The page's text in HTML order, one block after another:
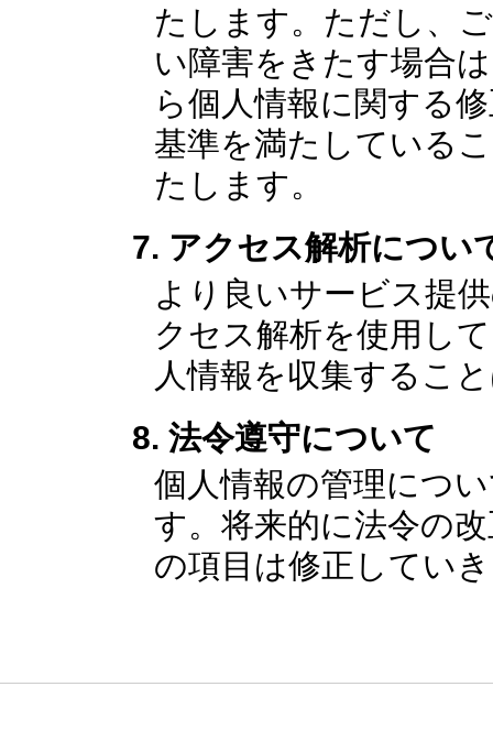
たします。ただし、
い障害をきたす場合
ら個人情報に関する
基準を満たしている
たします。
アクセス解析につい
より良いサービス提
クセス解析を使用し
人情報を収集するこ
法令遵守について
個人情報の管理につ
す。将来的に法令の
の項目は修正してい